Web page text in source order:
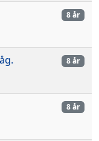
8 år
8 år
8 år